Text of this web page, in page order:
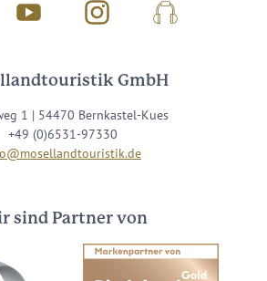
Youtube InstagramPodcast
GmbH
1 | 54470 Bernkastel-Kues
+49 (0)6531-97330
sind Partner von